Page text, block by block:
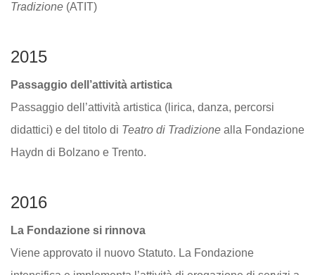
Tradizione (ATIT)
2015
Passaggio dell’attività artistica
Passaggio dell’attività artistica (lirica, danza, percorsi
didattici) e del titolo di Teatro di Tradizione alla Fondazione
Haydn di Bolzano e Trento.
2016
La Fondazione si rinnova
Viene approvato il nuovo Statuto. La Fondazione